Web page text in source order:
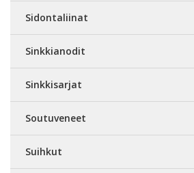
Sidontaliinat
Sinkkianodit
Sinkkisarjat
Soutuveneet
Suihkut